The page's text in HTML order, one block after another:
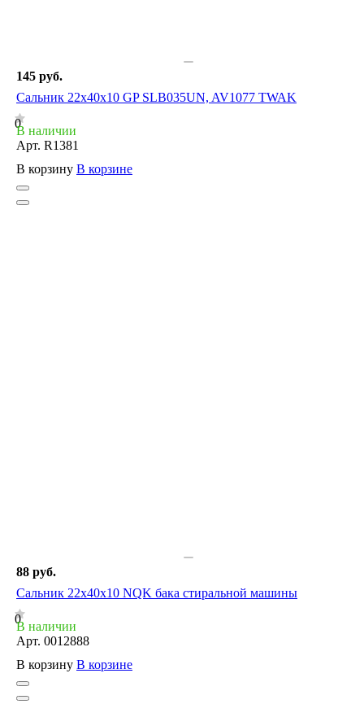
145 руб.
Сальник 22x40x10 GP SLB035UN, AV1077 TWAK
0
В наличии
Арт. R1381
В корзину В корзине
88 руб.
Сальник 22x40x10 NQK бака стиральной машины
0
В наличии
Арт. 0012888
В корзину В корзине